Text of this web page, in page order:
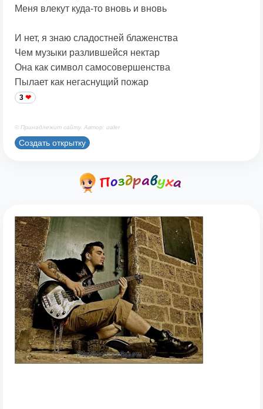
Меня влекут куда-то вновь и вновь
И нет, я знаю сладостней блаженства
Чем музыки разлившейся нектар
Она как символ самосовершенства
Пылает как негаснущий пожар
3
© Принадлежит сайту. Автор: ualer
Создать открытку